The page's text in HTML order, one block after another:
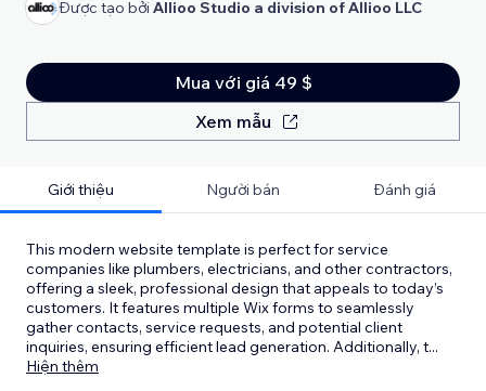
Được tạo bởi Allioo Studio a division of Allioo LLC
Mua với giá 49 $
Xem mẫu
Giới thiệu Người bán Đánh giá
This modern website template is perfect for service
companies like plumbers, electricians, and other contractors,
offering a sleek, professional design that appeals to today’s
customers. It features multiple Wix forms to seamlessly
gather contacts, service requests, and potential client
inquiries, ensuring efficient lead generation. Additionally, t...
Hiện thêm